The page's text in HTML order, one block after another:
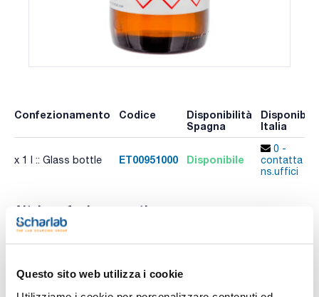
Questo sito web utilizza i cookie
Confezionamento Codice
Disponibilità
Spagna
Italia
x 1 l :: Glass bottle ET00951000 Disponibile
0 -
contatta i
ns.uffici
Altri confezionamenti
Confezionamento
Spagna
Italia
x 2,5 l :: Glass bottle ET00952500